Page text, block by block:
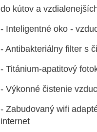
do kútov a
- Inteligentné oko -
- Antibakteriálny filter s
- Titánium-apatitový
- Výkonné čistenie
- Zabudovaný wifi
internet